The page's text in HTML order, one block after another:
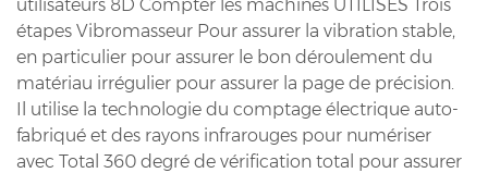
utilisateurs 8D Compter les machines UTILISES Trois
étapes Vibromasseur Pour assurer la vibration stable,
en particulier pour assurer le bon déroulement du
matériau irrégulier pour assurer la page de précision.
Il utilise la technologie du comptage électrique auto-
fabriqué et des rayons infrarouges pour numériser
avec Total 360 degré de vérification total pour assurer